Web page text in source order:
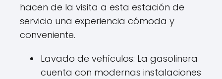
hacen de la visita a esta estación de
servicio una experiencia cómoda y
conveniente.
Lavado de vehículos: La gasolinera
cuenta con modernas instalaciones